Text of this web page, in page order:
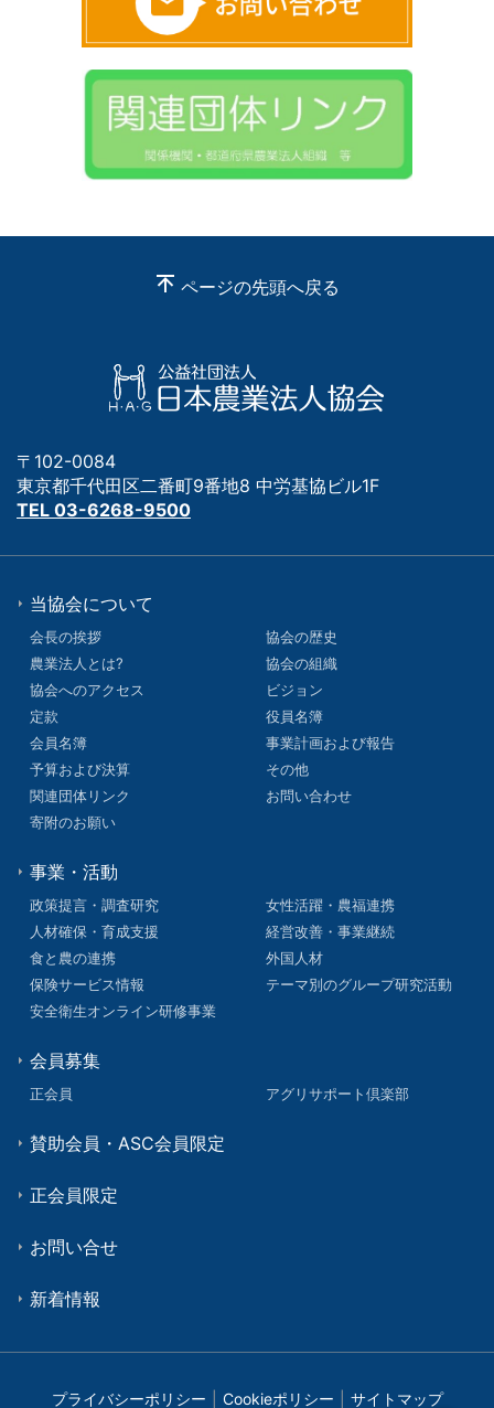
ページの先頭へ戻る
〒102-0084
東京都千代田区二番町9番地8 中労基協ビル1F
TEL 03-6268-9500
当協会について
会長の挨拶
協会の歴史
農業法人とは?
協会の組織
協会へのアクセス
ビジョン
定款
役員名簿
会員名簿
事業計画および報告
予算および決算
その他
関連団体リンク
お問い合わせ
寄附のお願い
事業・活動
政策提言・調査研究
女性活躍・農福連携
人材確保・育成支援
経営改善・事業継続
食と農の連携
外国人材
保険サービス情報
テーマ別のグループ研究活動
安全衛生オンライン研修事業
会員募集
正会員 アグリサポート倶楽部
賛助会員・ASC会員限定
正会員限定
お問い合せ
新着情報
プライバシーポリシー Cookieポリシー サイトマップ